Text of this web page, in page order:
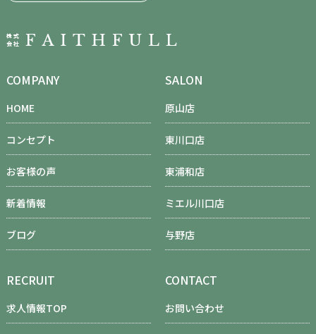
COMPANY
HOME
コンセプト
お客様の声
新着情報
ブログ
SALON
原山店
東川口店
東浦和店
ミエル川口店
与野店
RECRUIT
求人情報TOP
CONTACT
お問い合わせ